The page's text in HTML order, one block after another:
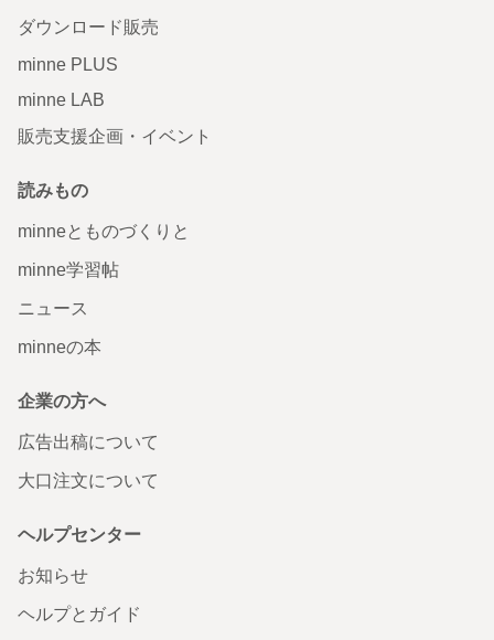
ダウンロード販売
minne PLUS
minne LAB
販売支援企画・イベント
読みもの
minneとものづくりと
minne学習帖
ニュース
minneの本
企業の方へ
広告出稿について
大口注文について
ヘルプセンター
お知らせ
ヘルプとガイド